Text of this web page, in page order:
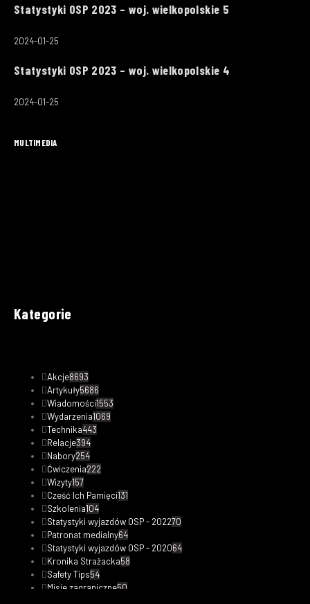
Statystyki OSP 2023 – woj. wielkopolskie 5
2024-01-25
Statystyki OSP 2023 – woj. wielkopolskie 4
2024-01-25
MULTIMEDIA
Kategorie
Akcje8693
Artykuły5686
Wiadomości1553
Wydarzenia1069
Technika443
Relacje394
Nabory254
Ćwiczenia222
Wizyty157
Cześć Ich Pamięci131
Szkolenia104
Statystyki wyjazdów OSP - 202270
Patronat medialny64
Statystyki wyjazdów OSP - 202064
Kronika Strażacka58
Safety Tips54
Misje zagraniczne50